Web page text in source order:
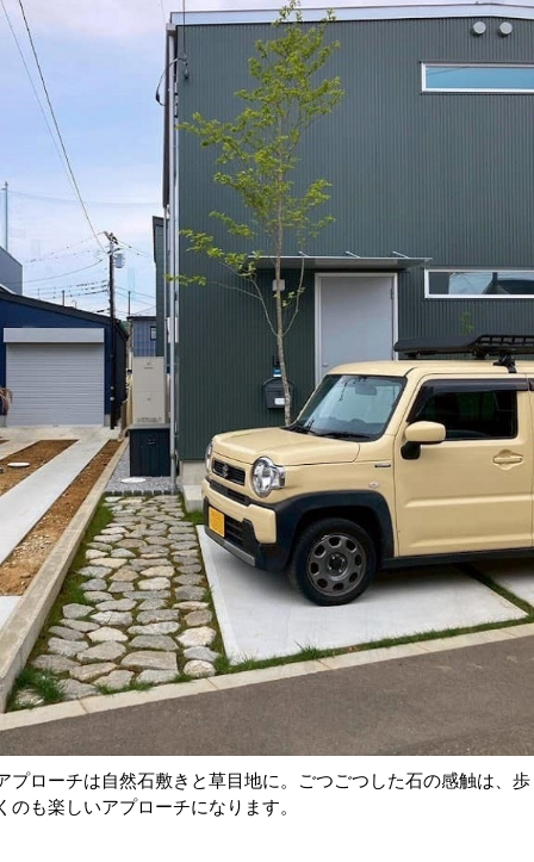
プローチは自然石敷きと草目地に。ごつごつした石の感触は、歩
のも楽しいアプローチになります。